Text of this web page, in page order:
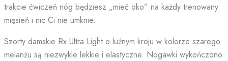
trakcie ćwiczeń nóg będziesz „mieć oko” na każdy trenowany
mięsień i nic Ci nie umknie.
Szorty damskie Rx Ultra Light o luźnym kroju w kolorze szarego
melanżu są niezwykle lekkie i elastyczne. Nogawki wykończono